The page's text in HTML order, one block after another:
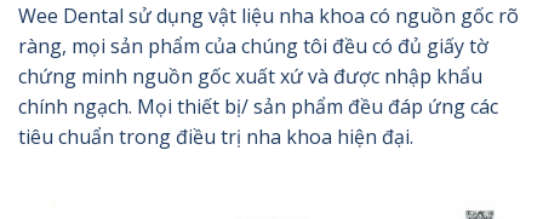
Wee Dental sử dụng vật liệu nha khoa có nguồn gốc rõ
ràng, mọi sản phẩm của chúng tôi đều có đủ giấy tờ
chứng minh nguồn gốc xuất xứ và được nhập khẩu
chính ngạch. Mọi thiết bị/ sản phẩm đều đáp ứng các
tiêu chuẩn trong điều trị nha khoa hiện đại.